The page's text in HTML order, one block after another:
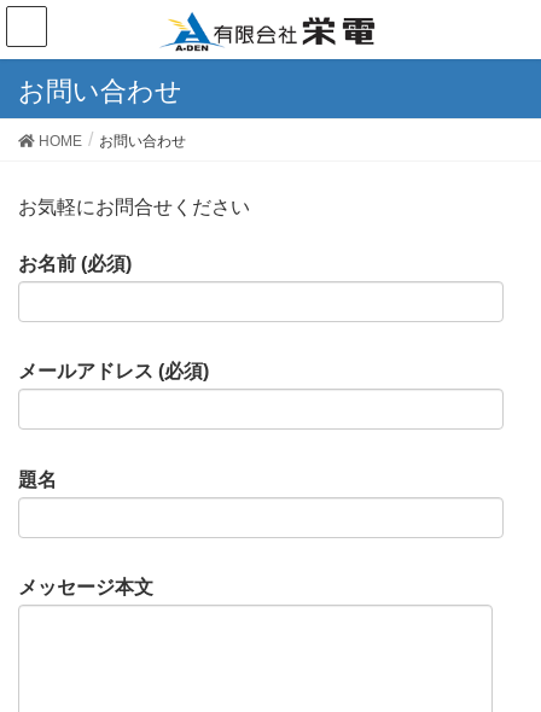
お問い合わせ
HOME お問い合わせ
お気軽にお問合せください
お名前 (必須)
メールアドレス (必須)
題名
メッセージ本文